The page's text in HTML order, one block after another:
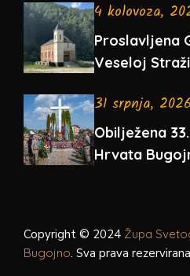
4 kolovoza,
Proslavljena
Veseloj Straži
31 srpnja, 2026
Obilježena
Hrvata
Copyright © 2024 Župa
Bugojno. Sva prava